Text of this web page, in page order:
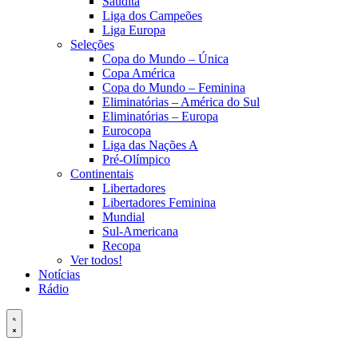
Liga dos Campeões
Liga Europa
Seleções
Copa do Mundo – Única
Copa América
Copa do Mundo – Feminina
Eliminatórias – América do Sul
Eliminatórias – Europa
Eurocopa
Liga das Nações A
Pré-Olímpico
Continentais
Libertadores
Libertadores Feminina
Mundial
Sul-Americana
Recopa
Ver todos!
Notícias
Rádio